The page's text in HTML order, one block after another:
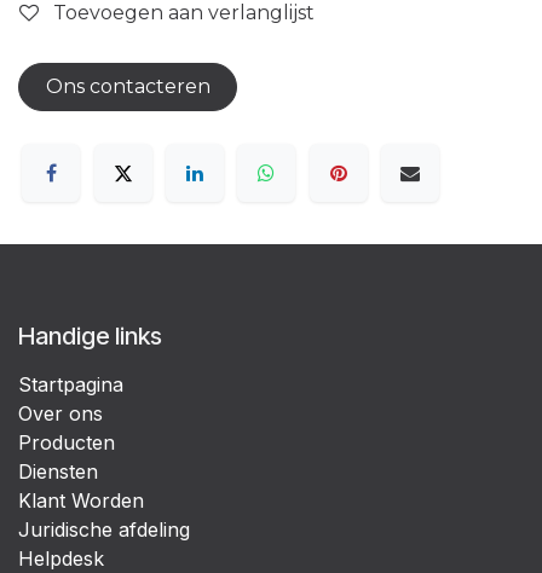
Toevoegen aan verlanglijst
Ons contacteren
Handige links
Startpagina
Over ons
Producten
Diensten
Klant Worden
Juridische afdeling
Helpdesk